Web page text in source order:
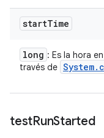
startTime
long : Es la hora
través de System.
testRunStarted